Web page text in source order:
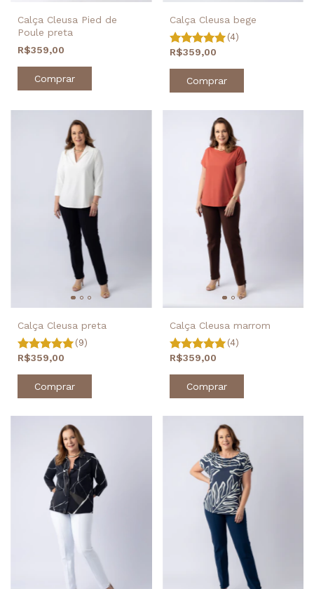
Calça Cleusa Pied de
Poule preta
R$359,00
Comprar
Calça Cleusa bege
(4)
R$359,00
Comprar
Calça Cleusa preta
(9)
R$359,00
Comprar
Calça Cleusa marrom
(4)
R$359,00
Comprar